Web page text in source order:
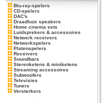
Blu-ray-spelers
CD-spelers
DAC's
Draadloze speakers
Home cinema sets
Luidsprekers & accessoires
Netwerk receivers
Netwerkspelers
Platenspelers
Receivers
Soundbars
Stereoketens & miniketens
Streaming accessoires
Subwoofers
Televisies
Tuners
Versterkers